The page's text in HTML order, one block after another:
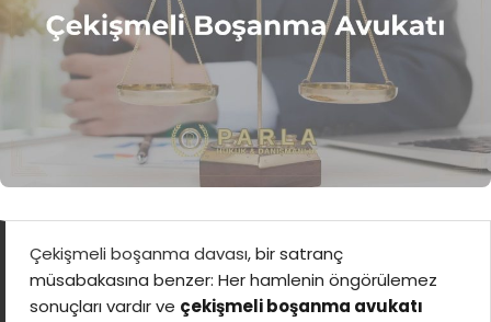
Çekişmeli boşanma davası, bir satranç
müsabakasına benzer: Her hamlenin öngörülemez
sonuçları vardır ve çekişmeli boşanma avukatı